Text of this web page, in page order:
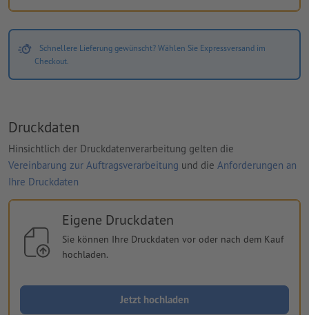
Schnellere Lieferung gewünscht? Wählen Sie Expressversand im
Checkout.
Druckdaten
Hinsichtlich der Druckdatenverarbeitung gelten die
Vereinbarung zur Auftragsverarbeitung und die Anforderungen an
Ihre Druckdaten
Eigene Druckdaten
Sie können Ihre Druckdaten vor oder nach dem Kauf
hochladen.
Jetzt hochladen